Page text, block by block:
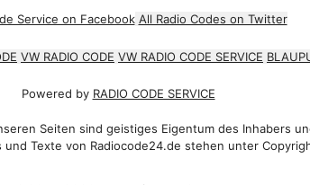
Service on Facebook All Radio Codes on Twitter
VW RADIO CODE VW RADIO CODE SERVICE
Powered by RADIO CODE SERVICE
Seiten sind geistiges Eigentum des Inhabers
Texte von Radiocode24.de stehen unter